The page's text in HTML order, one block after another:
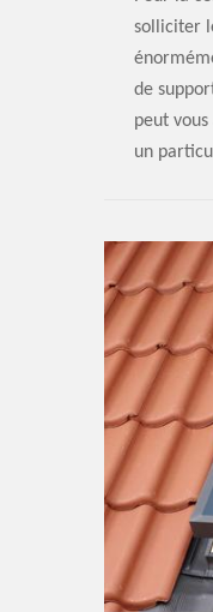
solliciter
de
peut
un